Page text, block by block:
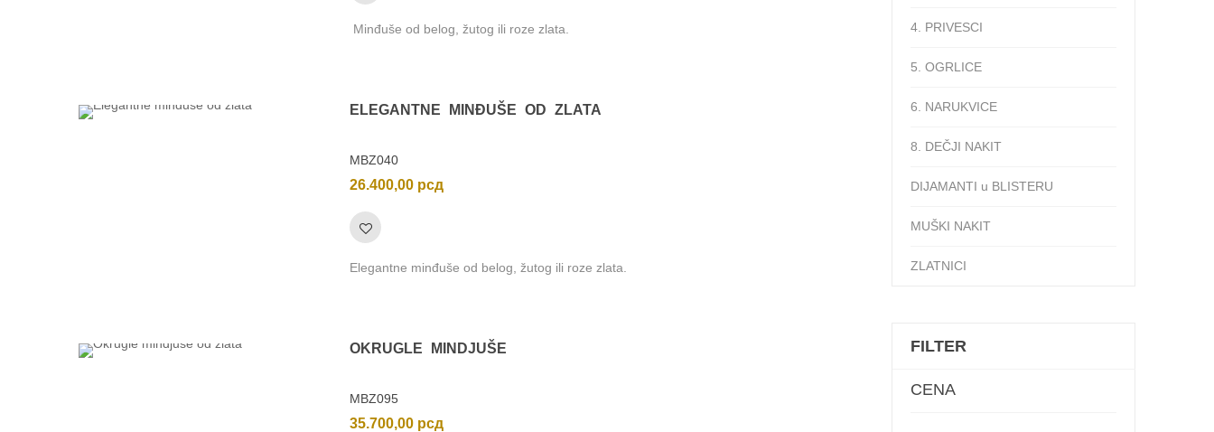
Minđuše od belog, žutog ili roze zlata.
ELEGANTNE MINĐUŠE OD ZLATA
MBZ040
26.400,00 рсд
Elegantne minđuše od belog, žutog ili roze zlata.
OKRUGLE MINDJUŠE
MBZ095
35.700,00 рсд
4. PRIVESCI
5. OGRLICE
6. NARUKVICE
8. DEČJI NAKIT
DIJAMANTI u BLISTERU
MUŠKI NAKIT
ZLATNICI
FILTER
CENA